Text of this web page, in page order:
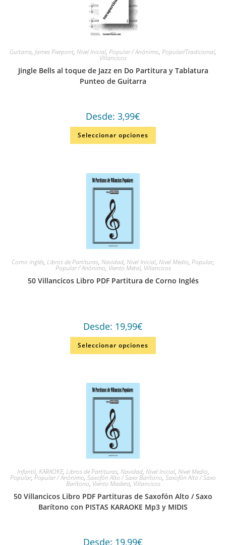
Guitarra, James Pierpont, Nivel Inicial, Popular / Anónimo, Popular/Tradicional,
Villancicos
Jingle Bells al toque de Jazz en Do Partitura y Tablatura
Punteo de Guitarra
Desde: 3,99€
Seleccionar opciones
Corno inglés, Libros de Partituras, Navidad, Nivel Inicial, Nivel Medio, Popular,
Popular / Anónimo, Viento Metal, Villancicos
50 Villancicos Libro PDF Partitura de Corno Inglés
Desde: 19,99€
Seleccionar opciones
Infantil, KARAOKE, Libros de Partituras, Navidad, Nivel Inicial, Nivel Medio,
Popular, Popular / Anónimo, Saxofón Alto / Saxo Barítono, Saxofón Alto / Saxo
Barítono, Viento Madera, Villancicos
50 Villancicos Libro PDF Partituras de Saxofón Alto / Saxo
Barítono con PISTAS KARAOKE Mp3 y MIDIS
Desde: 19,99€